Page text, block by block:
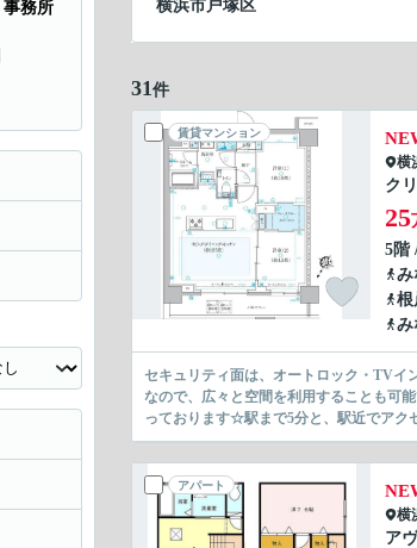
横浜市戸塚区
31 件
賃貸マンション
横
ク
25
5階
み
根
み
セキュリティ面は、オートロック・TVイ
なので、広々と空間を利用することも可
っております☆駅まで5分と、駅近でア
アパート
横
ア
事務所